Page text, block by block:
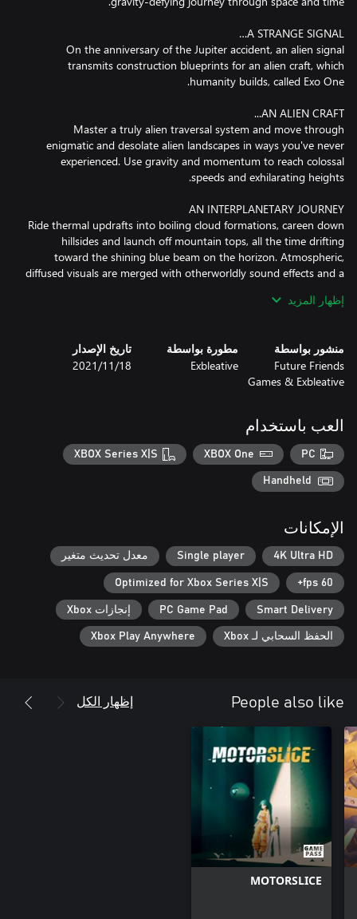
On the anniversary of the Jupiter accident, an alien signal
transmits construction blueprints for an alien craft, which
Master a truly alien traversal system and move through
enigmatic and desolate alien landscapes in ways you've never
experienced. Use gravity and momentum to reach colossal
Ride thermal updrafts into boiling cloud formations, careen down
hillsides and launch off mountain tops, all the time drifting
toward the shining blue beam on the horizon. Atmospheric,
diffused visuals are merged with otherworldly sound effects and a
Pilot your craft on mankind's first voyage outside the solar
إظهار المزيد
منشور بواسطة
Future Friends
Games & Exbleative
مطورة بواسطة
Exbleative
تاريخ الإصدار
18‏/11‏/2021
العب باستخدام
PC
XBOX One
XBOX Series X|S
Handheld
الإمكانات
4K Ultra HD
Single player معدل تحديث متغير
60 fps+
Optimized for Xbox Series X|S
Smart Delivery
PC Game Pad إنجازات Xbox
الحفظ السحابي لـ Xbox Xbox Play Anywhere
People also like إظهار الكل
MOTORSLICE